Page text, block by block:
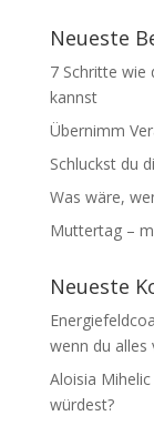
Neueste
7 Schritte wie
kannst
Übernimm
Schluckst du
Was wäre,
Muttertag –
Neueste
wenn du alles
Aloisia Mihelic
würdest?